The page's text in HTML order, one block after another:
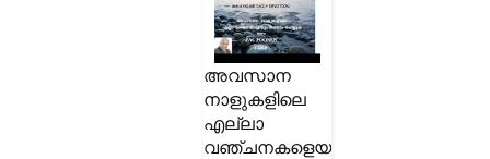
അവസാന
നാളുകളിലെ
എല്ലാ
വഞ്ചനകളെയും